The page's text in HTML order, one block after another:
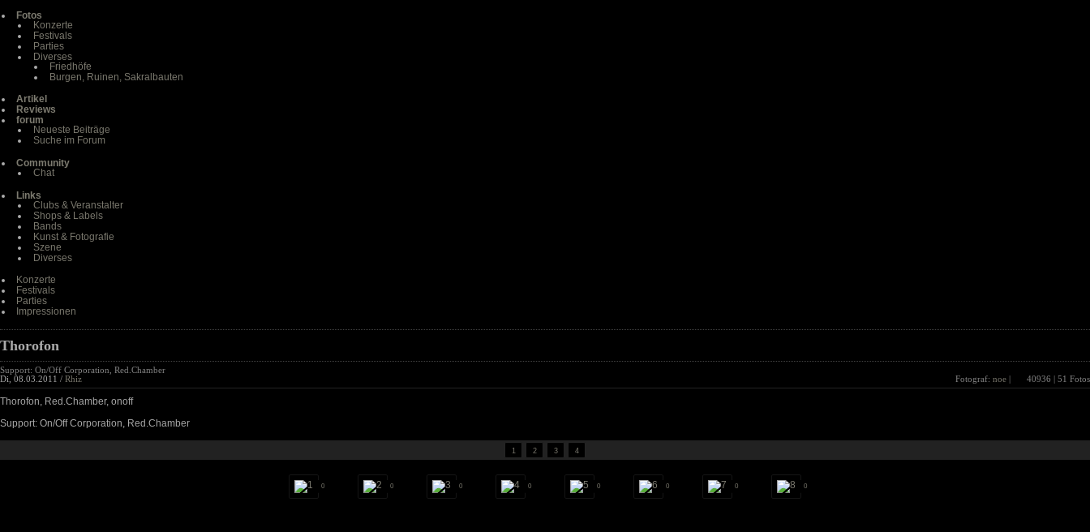
Fotos
Konzerte
Festivals
Parties
Diverses
Friedhöfe
Burgen, Ruinen, Sakralbauten
Artikel
Reviews
forum
Neueste Beiträge
Suche im Forum
Community
Chat
Links
Clubs & Veranstalter
Shops & Labels
Bands
Kunst & Fotografie
Szene
Diverses
Konzerte
Festivals
Parties
Impressionen
Thorofon
Support: On/Off Corporation, Red.Chamber
Di, 08.03.2011 / Rhiz Fotograf: noe | 40936 | 51 Fotos
Thorofon, Red.Chamber, onoff
Support: On/Off Corporation, Red.Chamber
1 2 3 4
0 0 0 0 0 0 0 0